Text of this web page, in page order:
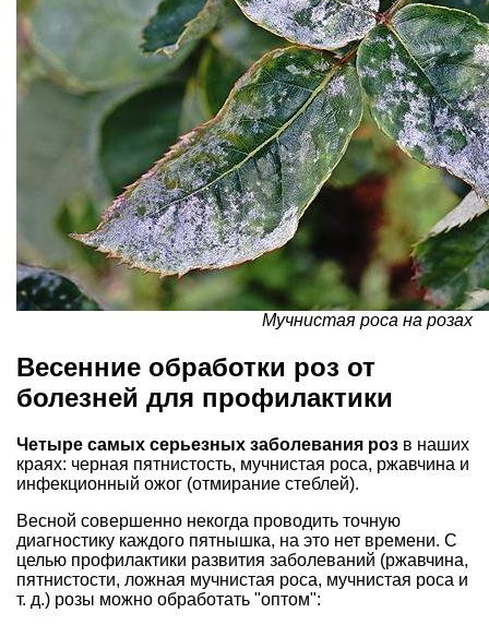
Мучнистая роса на розах
Весенние обработки роз от
болезней для профилактики
Четыре самых серьезных заболевания роз в наших
краях: черная пятнистость, мучнистая роса, ржавчина и
инфекционный ожог (отмирание стеблей).
Весной совершенно некогда проводить точную
диагностику каждого пятнышка, на это нет времени. С
целью профилактики развития заболеваний (ржавчина,
пятнистости, ложная мучнистая роса, мучнистая роса и
т. д.) розы можно обработать "оптом":